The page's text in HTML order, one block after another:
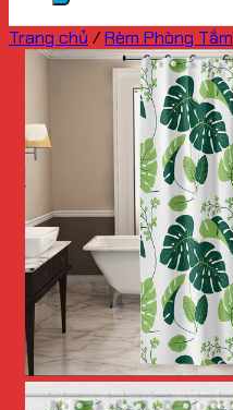
Trang chủ /Rèm Phòng Tắm